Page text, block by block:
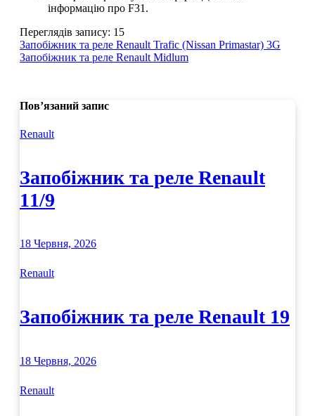
інформацію про F31.
Переглядів запису: 15
Навігація
записів
Запобіжник та реле Renault Trafic (Nissan Primastar) 3G
Запобіжник та реле Renault Midlum
Пов’язаний запис
Renault
Запобіжник та реле Renault
11/9
18 Червня, 2026
Renault
Запобіжник та реле Renault 19
18 Червня, 2026
Renault